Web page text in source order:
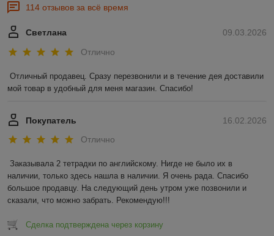
114 отзывов за всё время
09.03.2026
Светлана
Отлично
Отличный продавец. Сразу перезвонили и в течение дея доставили
мой товар в удобный для меня магазин. Спасибо!
16.02.2026
Покупатель
Отлично
Заказывала 2 тетрадки по английскому. Нигде не было их в
наличии, только здесь нашла в наличии. Я очень рада. Спасибо
большое продавцу. На следующий день утром уже позвонили и
сказали, что можно забрать. Рекомендую!!!
Сделка подтверждена через корзину